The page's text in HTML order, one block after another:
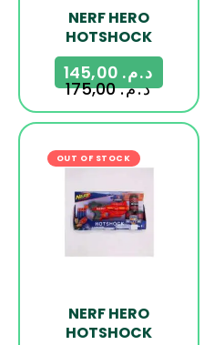
NERF HERO
HOTSHOCK
د.م.175,00
د.م.
OUT OF STOCK -17%
NERF HERO
HOTSHOCK